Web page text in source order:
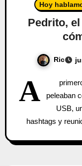
Hoy
Pedrito,
Ric
A
peleaban
USB,
hashtags y